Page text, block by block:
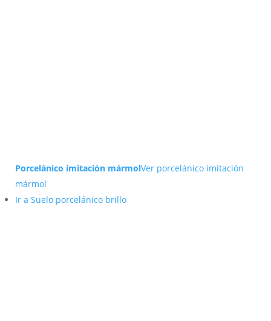
Porcelánico imitación mármolVer porcelánico imitación
mármol
Ir a Suelo porcelánico brillo